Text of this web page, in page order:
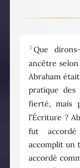
1 Que
ancêtre
Abraham
pratique
fierté, mais
l’Écriture ?
fut
accomplit un
accordé